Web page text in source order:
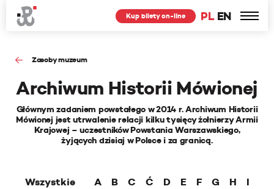
PL EN
Kup bilety on-line
Zasoby muzeum
Archiwum Historii Mówionej
Głównym zadaniem powstałego w 2014 r. Archiwum Historii
Mówionej jest utrwalenie relacji kilku tysięcy żołnierzy Armii
Krajowej – uczestników Powstania Warszawskiego,
żyjących dzisiaj w Polsce i za granicą.
Wszystkie A B C Ć D E F G H
I